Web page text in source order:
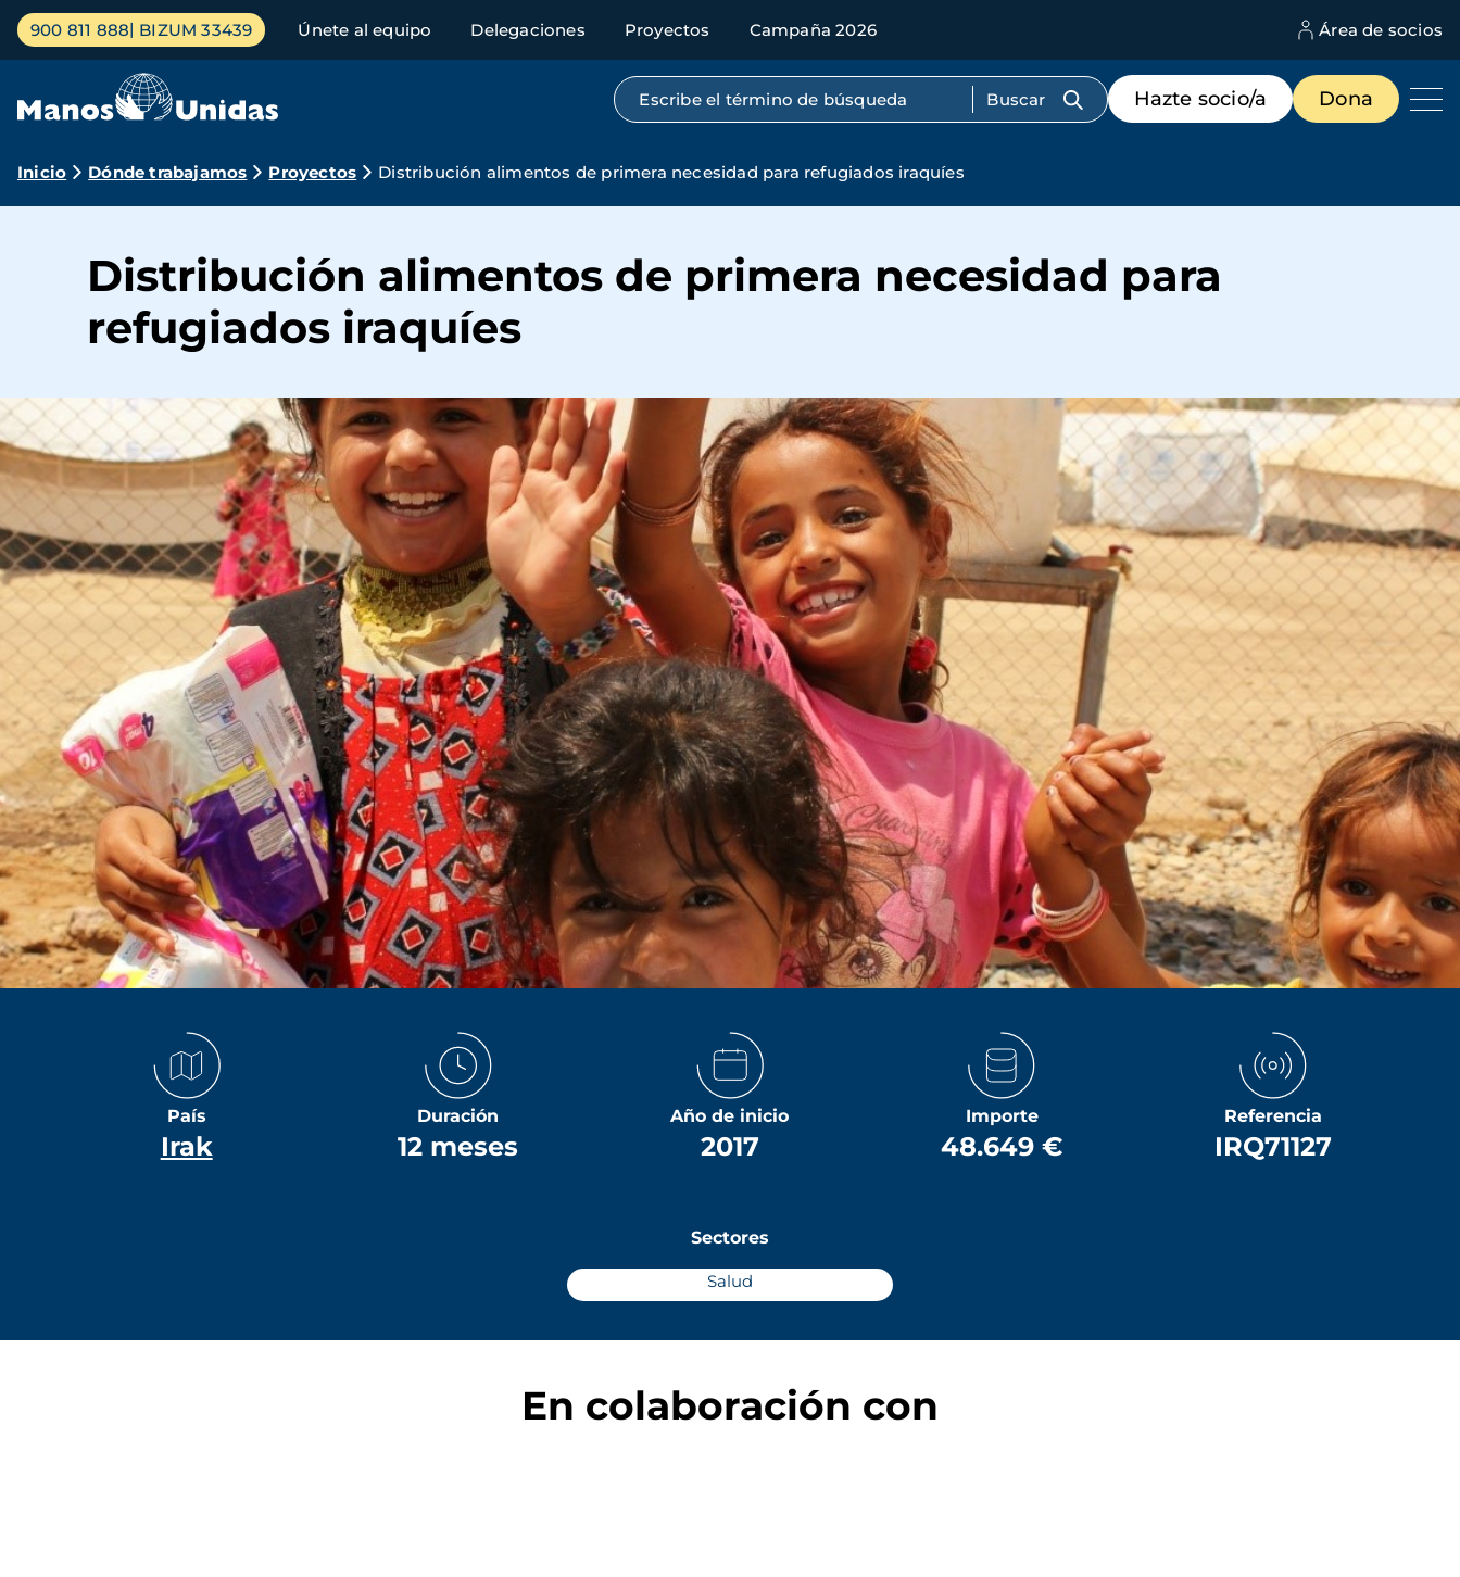
Pasar
contenido
Menú
principal
900 811 888 BIZUM 33439 Únete al equipo Delegaciones Proyectos Campaña 2026 Área de socios
Búsqueda por texto completo
Menú
de
destacados
Hazte socio/a Dona
Ruta
navegación
Inicio Dónde trabajamos Proyectos Distribución alimentos de primera necesidad para refugiados iraquíes
Distribución alimentos de primera necesidad para
refugiados iraquíes
País
Irak
Duración
12 meses
Año de inicio
2017
Importe
48.649 €
Referencia
IRQ71127
Sectores
Salud
En colaboración con